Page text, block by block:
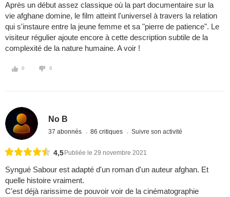
Après un début assez classique où la part documentaire sur la
vie afghane domine, le film atteint l'universel à travers la relation
qui s'instaure entre la jeune femme et sa "pierre de patience". Le
visiteur régulier ajoute encore à cette description subtile de la
complexité de la nature humaine. A voir !
0 0
No B
37 abonnés 86 critiques Suivre son activité
4,5 Publiée le 29 novembre 2021
Syngué Sabour est adapté d'un roman d'un auteur afghan. Et
quelle histoire vraiment.
C'est déjà rarissime de pouvoir voir de la cinématographie